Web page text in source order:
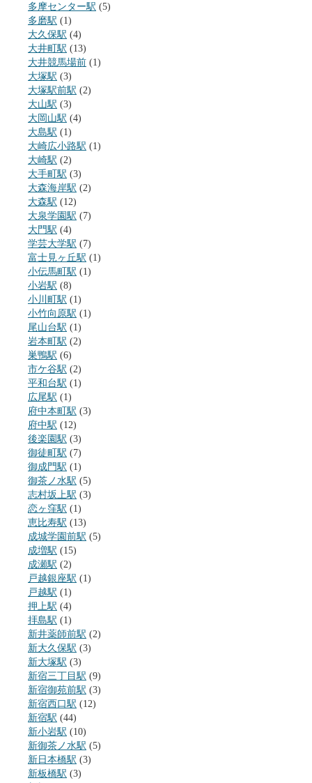
多摩センター駅 (5)
多磨駅 (1)
大久保駅 (4)
大井町駅 (13)
大井競馬場前 (1)
大塚駅 (3)
大塚駅前駅 (2)
大山駅 (3)
大岡山駅 (4)
大島駅 (1)
大崎広小路駅 (1)
大崎駅 (2)
大手町駅 (3)
大森海岸駅 (2)
大森駅 (12)
大泉学園駅 (7)
大門駅 (4)
学芸大学駅 (7)
富士見ヶ丘駅 (1)
小伝馬町駅 (1)
小岩駅 (8)
小川町駅 (1)
小竹向原駅 (1)
尾山台駅 (1)
岩本町駅 (2)
巣鴨駅 (6)
市ケ谷駅 (2)
平和台駅 (1)
広尾駅 (1)
府中本町駅 (3)
府中駅 (12)
後楽園駅 (3)
御徒町駅 (7)
御成門駅 (1)
御茶ノ水駅 (5)
志村坂上駅 (3)
恋ヶ窪駅 (1)
恵比寿駅 (13)
成城学園前駅 (5)
成増駅 (15)
成瀬駅 (2)
戸越銀座駅 (1)
戸越駅 (1)
押上駅 (4)
拝島駅 (1)
新井薬師前駅 (2)
新大久保駅 (3)
新大塚駅 (3)
新宿三丁目駅 (9)
新宿御苑前駅 (3)
新宿西口駅 (12)
新宿駅 (44)
新小岩駅 (10)
新御茶ノ水駅 (5)
新日本橋駅 (3)
新板橋駅 (3)